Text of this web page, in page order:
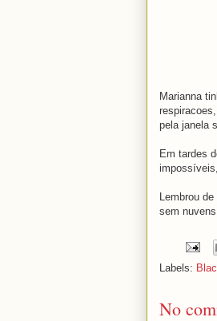
Marianna
pela janela
Em tardes
Lembrou
sem
Labels:
No